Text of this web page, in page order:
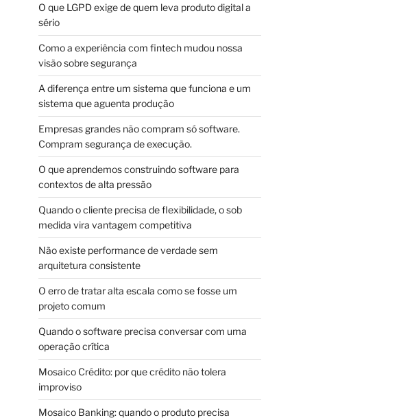
O que LGPD exige de quem leva produto digital a
sério
Como a experiência com fintech mudou nossa
visão sobre segurança
A diferença entre um sistema que funciona e um
sistema que aguenta produção
Empresas grandes não compram só software.
Compram segurança de execução.
O que aprendemos construindo software para
contextos de alta pressão
Quando o cliente precisa de flexibilidade, o sob
medida vira vantagem competitiva
Não existe performance de verdade sem
arquitetura consistente
O erro de tratar alta escala como se fosse um
projeto comum
Quando o software precisa conversar com uma
operação crítica
Mosaico Crédito: por que crédito não tolera
improviso
Mosaico Banking: quando o produto precisa